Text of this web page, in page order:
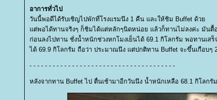
อาการทั่วไป
วันนี้พอดีได้รับเชิญไปพักที่โรงแรมนึง 1 คืน และให้ชิม Buffet ด้ว
ต่พอได้ทานจริงๆ ก็ชิมได้แต่หลักๆนิดหน่อย แล้วก็ทานไม่ลงค่ะ มันตื้
ก่อนลงไปทาน ชั่งน้ำหนักช่วงหกโมงเย็นได้ 69.1 กิโลกรัม พอทานเสร็
ได้ 69.9 กิโลกรัม ถือว่า ประมาณนึง แต่ปกติทาน Buffet จะขึ้นเกือบๆ
- - - - - - - - - - - - - - - - - - - - - - - - - - - - - - - - - - - - - -
หลังจากทาน Buffet ไป ตื่นเช้ามาอีกวันนึง น้ำหนักเหลือ 68.1 กิโลกรัม